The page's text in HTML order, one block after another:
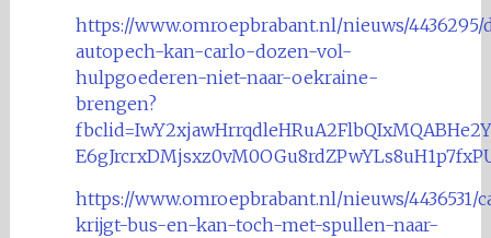
https://www.omroepbrabant.nl/nieuws/4436295/
autopech-kan-carlo-dozen-vol-
hulpgoederen-niet-naar-oekraine-
brengen?
https://www.omroepbrabant.nl/nieuws/4436531/
krijgt-bus-en-kan-toch-met-spullen-naar-